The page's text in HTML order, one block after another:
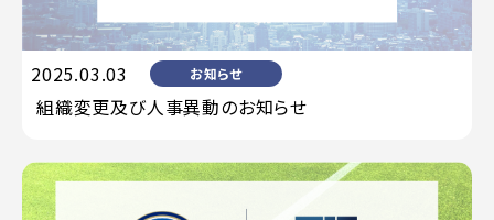
2025.03.03 お知らせ
組織変更及び人事異動のお知らせ